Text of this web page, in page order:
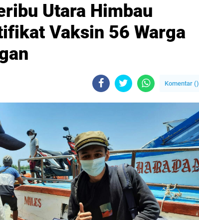
Utara Himbau
Vaksin 56 Warga
Komentar ()